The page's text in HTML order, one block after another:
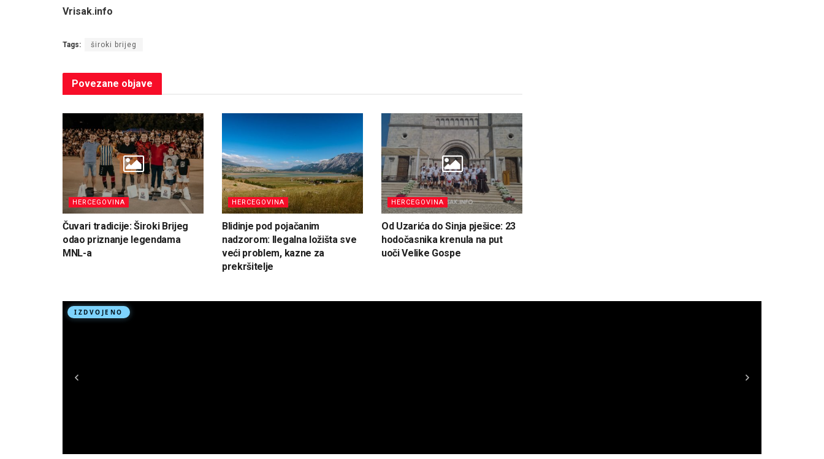
Vrisak.info
Tags: široki brijeg
Povezane objave
HERCEGOVINA
Čuvari tradicije: Široki Brijeg
odao priznanje legendama
MNL-a
HERCEGOVINA
Blidinje pod pojačanim
nadzorom: Ilegalna ložišta sve
veći problem, kazne za
prekršitelje
HERCEGOVINA
Od Uzarića do Sinja pješice: 23
hodočasnika krenula na put
uoči Velike Gospe